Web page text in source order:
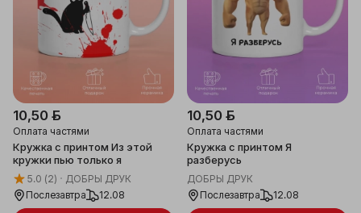
10,50 ƃ
Оплата частями
Кружка с принтом Из этой
кружки пью только я
5.0 (2)
ДОБРЫ ДРУК
Послезавтра
12.08
10,50 ƃ
Оплата частями
Кружка с принтом Я
разберусь
ДОБРЫ ДРУК
Послезавтра
12.08